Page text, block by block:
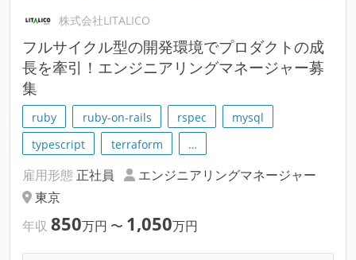
株式会社LITALICO
フルサイクル型の開発環境でプロダクトの成
長を牽引！エンジニアリングマネージャー募
集
ruby ruby-on-rails rspec
mysql
typescript
terraform …
雇用形態 正社員
エンジニアリングマネージャー
東京
年収 850万円 〜 1,050万円